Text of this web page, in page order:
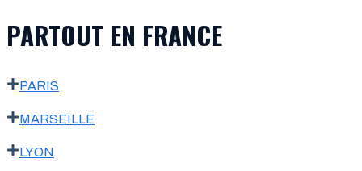
PARTOUT EN FRANCE
PARIS
MARSEILLE
LYON